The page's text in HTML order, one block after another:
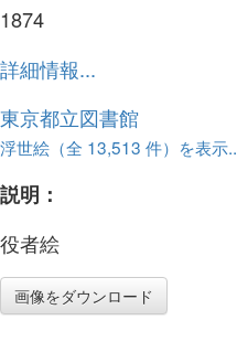
1874
詳細情報...
東京都立図書館
浮世絵（全 13,513 件）を表示
説明：
役者絵
画像をダウンロード